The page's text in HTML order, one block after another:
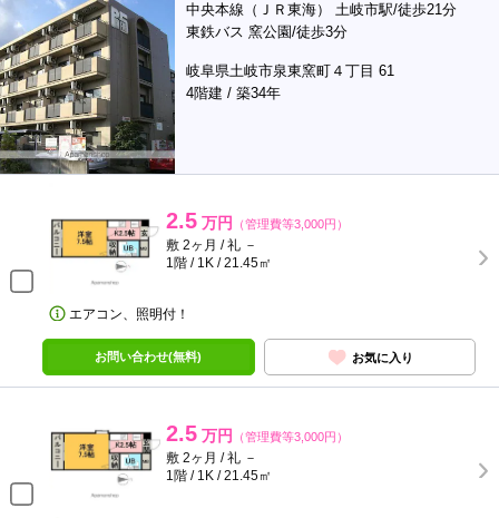
中央本線（ＪＲ東海） 土岐市駅/徒歩21分
東鉄バス 窯公園/徒歩3分
岐阜県土岐市泉東窯町４丁目 61
4階建 / 築34年
2.5 万円 （管理費等3,000円）
敷 2ヶ月 / 礼 －
1階 / 1K / 21.45㎡
エアコン、照明付！
お問い合わせ(無料) お気に入り
2.5 万円 （管理費等3,000円）
敷 2ヶ月 / 礼 －
1階 / 1K / 21.45㎡